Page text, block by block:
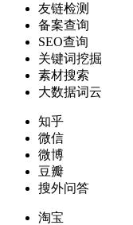
友链检测
备案查询
SEO查询
关键词挖掘
素材搜索
大数据词云
知乎
微信
微博
豆瓣
搜外问答
淘宝